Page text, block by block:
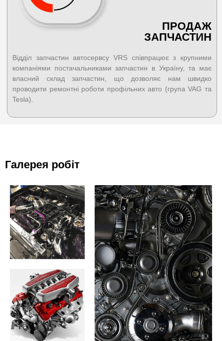
ПРОДАЖ
ЗАПЧАСТИН
Відділ запчастин автосервсу VRS співпрацює з крупними
компаніями постачальниками запчастин в Україну, та має
власний склад запчастин, що дозволяє нам швидко
проводити ремонтні роботи профільних авто (група VAG та
Tesla).
Галерея робіт